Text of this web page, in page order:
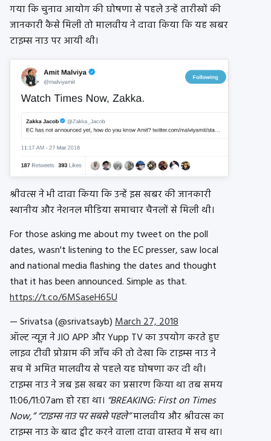
गया कि चुनाव आयोग की घोषणा से पहले उन्हें तारीखों की
जानकारी कैसे मिली तो मालवीय ने दावा किया कि यह खबर
टाइम्स नाउ पर आयी थी।
श्रीवत्स ने भी दावा किया कि उन्हें इस खबर की जानकारी
स्थानीय और नेशनल मीडिया समाचार चैनलों से मिली थी।
For those asking me about my tweet on the poll
dates, wasn't listening to the EC presser, saw local
and national media flashing the dates and thought
that it has been announced. Simple as that.
https://t.co/6MSaseH65U
— Srivatsa (@srivatsayb)March 27, 2018
ऑल्ट न्यूज़ ने JIO APP और Yupp TV का उपयोग करते हुए
लाइव टीवी प्रोग्राम की जाँच की तो देखा कि टाइम्स नाउ ने
सच में अमित मालवीय से पहले यह घोषणा कर दी थी।
टाइम्स नाउ ने जब इस खबर का प्रसारण किया था तब समय
11:06/11:07am हो रहा था। “BREAKING: First on Times
Now,” “टाइम्स नाउ पर सबसे पहले”मालवीय और श्रीवत्स का
टाइम्स नाउ के बाद ट्वीट करने वाला दावा वास्तव में सच था।